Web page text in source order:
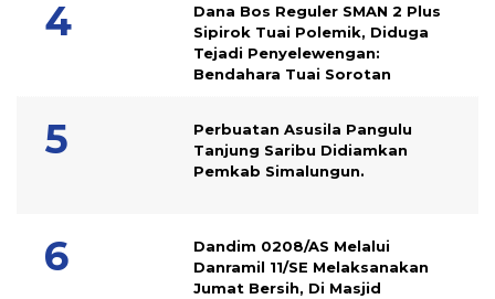
Dana Bos Reguler SMAN 2 Plus
Sipirok Tuai Polemik, Diduga
Tejadi Penyelewengan:
Bendahara Tuai Sorotan
Perbuatan Asusila Pangulu
Tanjung Saribu Didiamkan
Pemkab Simalungun.
Dandim 0208/AS Melalui
Danramil 11/SE Melaksanakan
Jumat Bersih, Di Masjid